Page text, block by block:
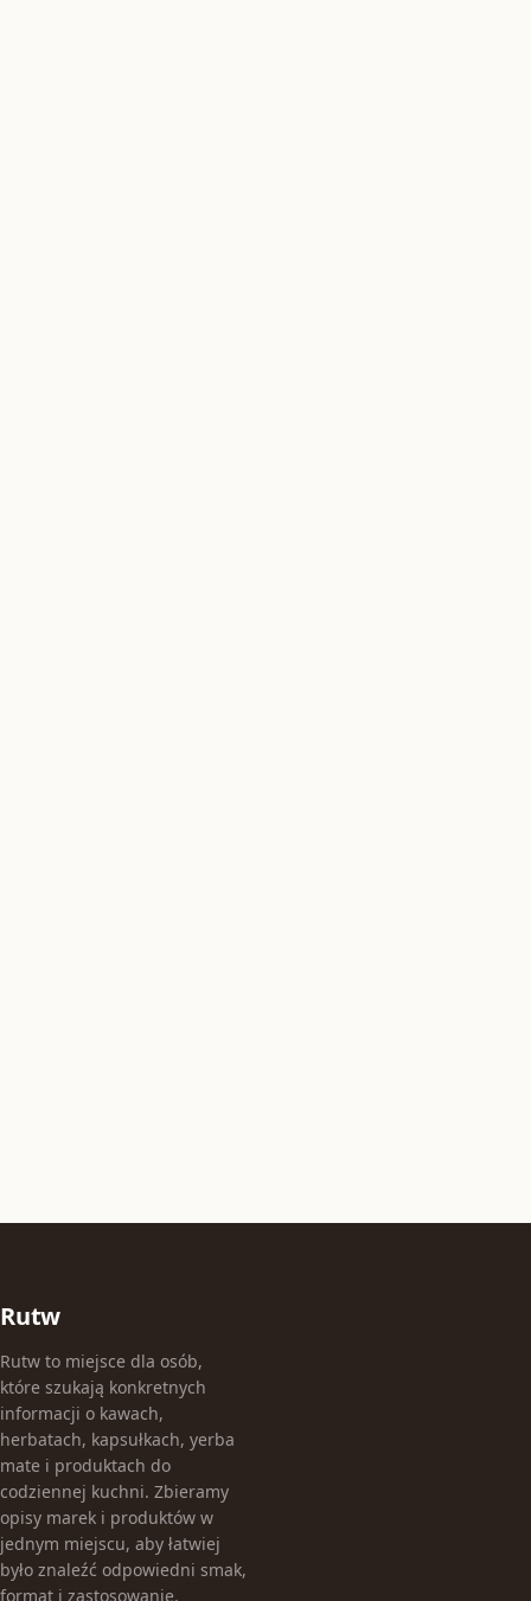
Rutw
Rutw to miejsce dla osób,
które szukają konkretnych
informacji o kawach,
herbatach, kapsułkach, yerba
mate i produktach do
codziennej kuchni. Zbieramy
opisy marek i produktów w
jednym miejscu, aby łatwiej
było znaleźć odpowiedni smak,
format i zastosowanie.